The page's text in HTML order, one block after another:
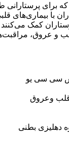
پرستارانی
با بیماری‌های
کمک می‌کنند
و عروق،
سی سی یو
وعروق
دهلیزی بطنی